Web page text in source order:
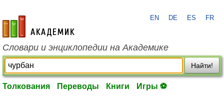
academic.ru
EN DE ES FR
Словари и энциклопедии на Академике
Найти!
Толкования Переводы Книги Игры ⚽